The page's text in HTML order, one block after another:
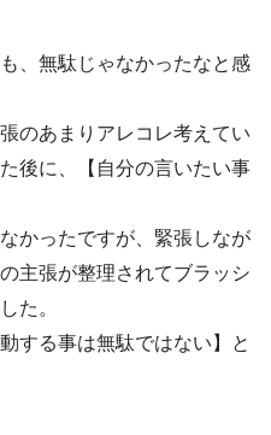
、無駄じゃなかったなと感
のあまりアレコレ考えてい
後に、【自分の言いたい事
かったですが、緊張しなが
主張が整理されてブラッシ
た。
する事は無駄ではない】と